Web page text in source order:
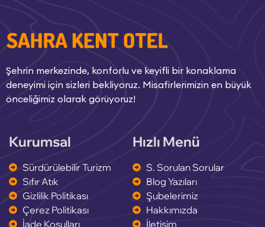
Şehrin merkezinde, konforlu ve keyifli bir konaklama
deneyimi için sizleri bekliyoruz. Misafirlerimizin en büyük
önceliğimiz olarak görüyoruz!
Kurumsal
Sürdürülebilir Turizm
Sıfır Atık
Gizlilik Politikası
Çerez Politikası
İade Koşulları
Hızlı Menü
S. Sorulan Sorular
Blog Yazıları
Şubelerimiz
Hakkımızda
İletişim